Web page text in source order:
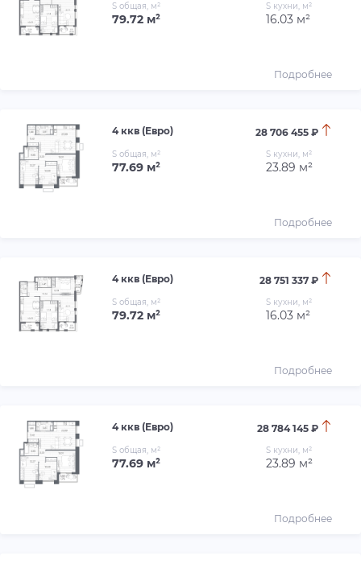
S общая, м²
79.72 м²
S кухни, м²
16.03 м²
Подробнее
4 ккв (Евро) 28 706 455 ₽
S общая, м²
77.69 м²
S кухни, м²
23.89 м²
Подробнее
4 ккв (Евро) 28 751 337 ₽
S общая, м²
79.72 м²
S кухни, м²
16.03 м²
Подробнее
4 ккв (Евро) 28 784 145 ₽
S общая, м²
77.69 м²
S кухни, м²
23.89 м²
Подробнее